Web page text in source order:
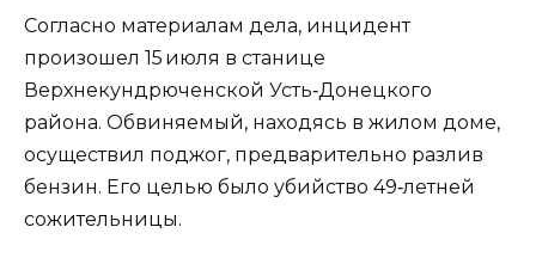
Согласно материалам дела, инцидент
произошел 15 июля в станице
Верхнекундрюченской Усть‑Донецкого
района. Обвиняемый, находясь в жилом доме,
осуществил поджог, предварительно разлив
бензин. Его целью было убийство 49‑летней
сожительницы.